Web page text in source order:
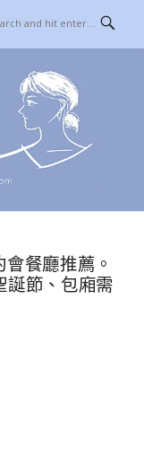
餐廳推薦。
誕節、包廂需